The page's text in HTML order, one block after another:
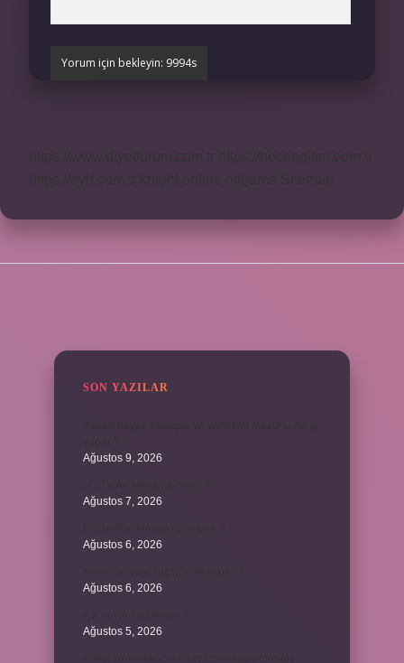
SON YAZILAR
Ağustos 9, 2026
Ağustos 7, 2026
Ağustos 6, 2026
Ağustos 6, 2026
Ağustos 5, 2026